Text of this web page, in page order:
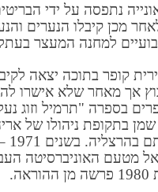
נתפסה על ידי
מכן קיבלו הנערים
אך מאחר שלא אישרו לה
שמן בתקופת ניהולו של
מטעם האוניברסיטה